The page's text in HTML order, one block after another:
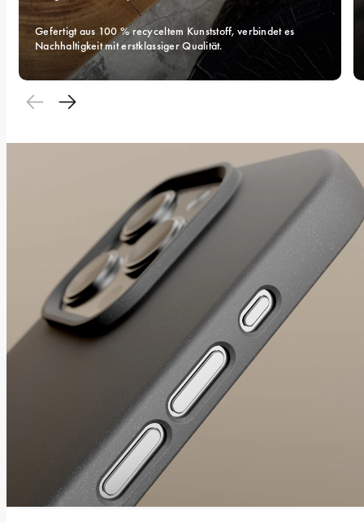
Gefertigt aus 100 % recyceltem Kunststoff, verbindet es
Nachhaltigkeit mit erstklassiger Qualität.